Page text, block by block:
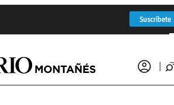
Suscríbete